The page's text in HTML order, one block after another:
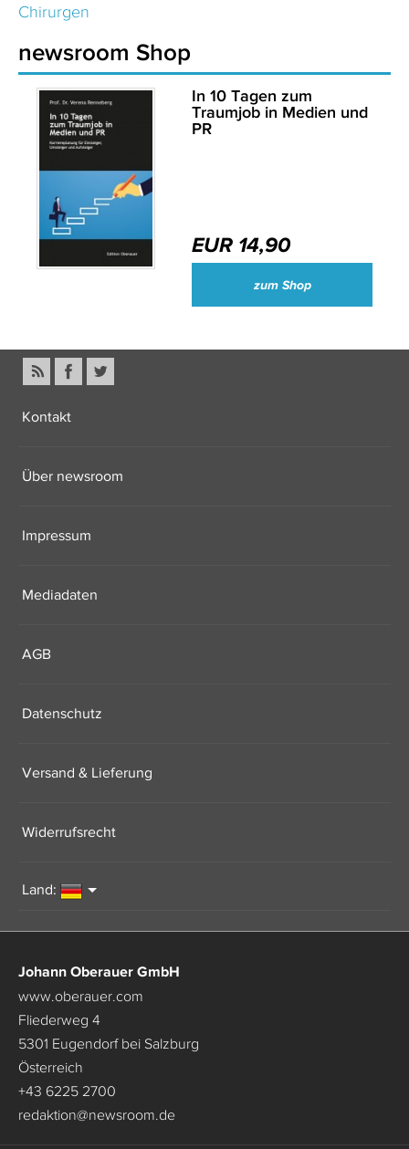
Chirurgen
newsroom Shop
In 10 Tagen zum
Traumjob in Medien und
PR
EUR 14,90
zum Shop
Kontakt
Über newsroom
Impressum
Mediadaten
AGB
Datenschutz
Versand & Lieferung
Widerrufsrecht
Land:
Johann Oberauer GmbH
www.oberauer.com
Fliederweg 4
5301 Eugendorf bei Salzburg
Österreich
+43 6225 2700
redaktion@newsroom.de